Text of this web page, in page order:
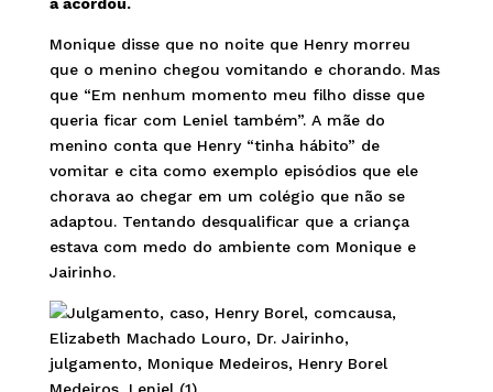
Monique disse que no noite que Henry morreu
que o menino chegou vomitando e chorando. Mas
que “Em nenhum momento meu filho disse que
queria ficar com Leniel também”. A mãe do
menino conta que Henry “tinha hábito” de
vomitar e cita como exemplo episódios que ele
chorava ao chegar em um colégio que não se
adaptou. Tentando desqualificar que a criança
estava com medo do ambiente com Monique e
Jairinho.